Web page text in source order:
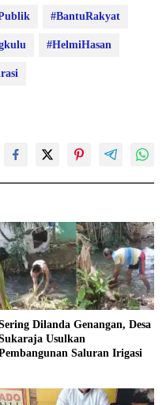
#BantuRakyat
#HelmiHasan
Dilanda Genangan, Desa
Usulkan
Saluran Irigasi